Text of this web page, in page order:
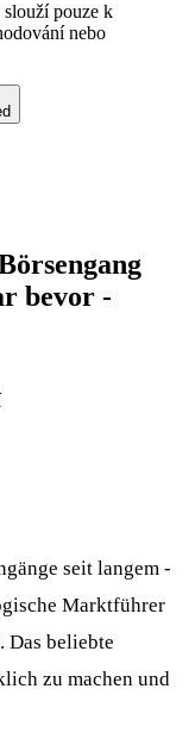
slouží pouze k
nebo
bevor -
seit langem -
Marktführer
beliebte
zu machen und